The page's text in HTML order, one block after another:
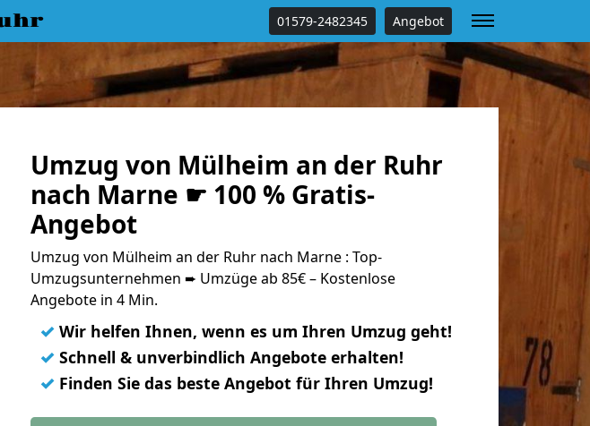
01579-2482345 Angebot
Umzug von Mülheim an der Ruhr
nach Marne ☛ 100 % Gratis-
Angebot
Umzug von Mülheim an der Ruhr nach Marne : Top-
Umzugsunternehmen ➨ Umzüge ab 85€ – Kostenlose
Angebote in 4 Min.
✓ Wir helfen Ihnen, wenn es um Ihren Umzug geht!
✓ Schnell & unverbindlich Angebote erhalten!
✓ Finden Sie das beste Angebot für Ihren Umzug!